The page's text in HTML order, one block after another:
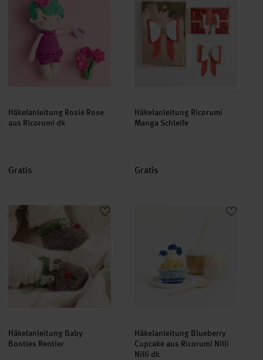
Häkelanleitung Rosie Rose
aus Ricorumi dk
Gratis
Häkelanleitung Ricorumi
Manga Schleife
Gratis
Häkelanleitung Baby Booties Rentier
Häkelanleitung Baby
Booties Rentier
Häkelanleitung Blueberry
Häkelanleitung Blueberry
Cupcake aus Ricorumi Nilli
Nilli dk